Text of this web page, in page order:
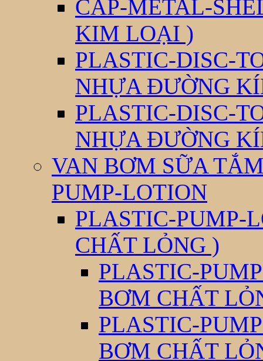
CAP-METAL-
KIM LOẠI )
PLASTIC-DISC-
NHỰA ĐƯỜNG
PLASTIC-DISC-
NHỰA ĐƯỜNG
VAN BƠM SỮA
PUMP-LOTION
PLASTIC-PUMP-
CHẤT LỎNG )
PLASTIC-
BƠM CHẤT
PLASTIC-
BƠM CHẤT